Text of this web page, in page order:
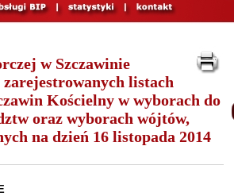
w Szczawinie
listach
Kościelny w wyborach do
oraz wyborach wójtów,
na dzień 16 listopada 2014